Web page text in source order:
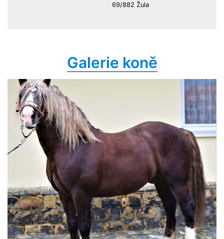
69/882 Žula
Galerie koně